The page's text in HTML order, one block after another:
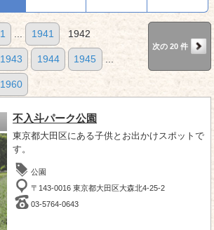
1 ... 1941 1942
1943 1944 1945 ...
1960
次の 20 件
不入斗パーク公園
東京都大田区にある子供とお出かけスポットで
す。
公園
〒143-0016 東京都大田区大森北4-25-2
03-5764-0643